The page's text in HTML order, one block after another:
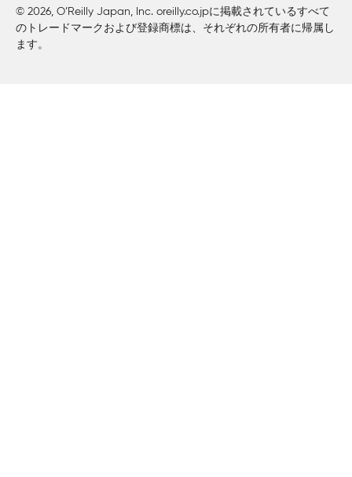
© 2026, O’Reilly Japan, Inc. oreilly.co.jpに掲載されているすべて
のトレードマークおよび登録商標は、それぞれの所有者に帰属し
ます。